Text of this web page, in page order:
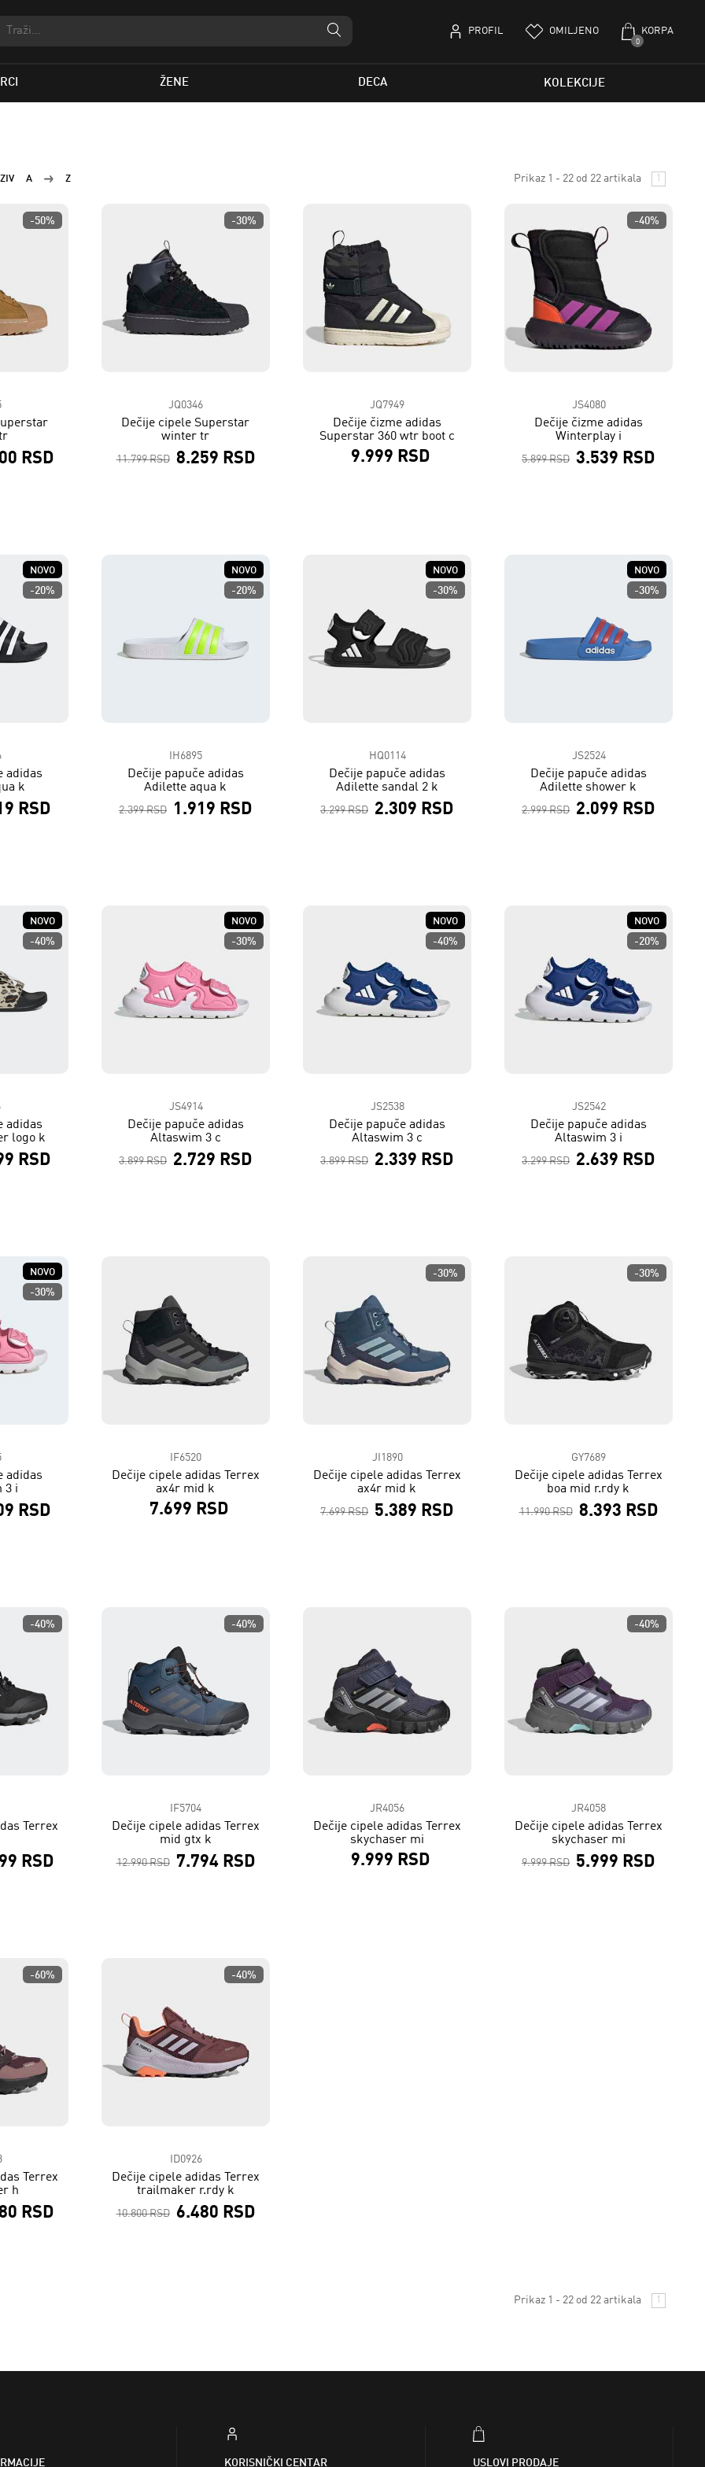
PROFIL OMILJENO KORPA
0
ŽENE DECA KOLEKCIJE
A Z Prikaz 1 - 22 od 22 artikala 1
RSD
-50%
JQ0346
Dečije cipele Superstar
winter tr
11.799 RSD 8.259 RSD
-30%
JQ7949
Dečije čizme adidas
Superstar 360 wtr boot c
9.999 RSD
JS4080
Dečije čizme adidas
Winterplay i
5.899 RSD 3.539 RSD
-40%
adidas
k
RSD
NOVO
-20%
IH6895
Dečije papuče adidas
Adilette aqua k
2.399 RSD 1.919 RSD
NOVO
-20%
HQ0114
Dečije papuče adidas
Adilette sandal 2 k
3.299 RSD 2.309 RSD
NOVO
-30%
JS2524
Dečije papuče adidas
Adilette shower k
2.999 RSD 2.099 RSD
NOVO
-30%
adidas
logo k
RSD
NOVO
-40%
JS4914
Dečije papuče adidas
Altaswim 3 c
3.899 RSD 2.729 RSD
NOVO
-30%
JS2538
Dečije papuče adidas
Altaswim 3 c
3.899 RSD 2.339 RSD
NOVO
-40%
JS2542
Dečije papuče adidas
Altaswim 3 i
3.299 RSD 2.639 RSD
NOVO
-20%
adidas
3 i
RSD
NOVO
-30%
IF6520
Dečije cipele adidas Terrex
ax4r mid k
7.699 RSD
JI1890
Dečije cipele adidas Terrex
ax4r mid k
7.699 RSD 5.389 RSD
-30%
GY7689
Dečije cipele adidas Terrex
boa mid r.rdy k
11.990 RSD 8.393 RSD
-30%
Terrex
RSD
-40%
IF5704
Dečije cipele adidas Terrex
mid gtx k
12.990 RSD 7.794 RSD
-40%
JR4056
Dečije cipele adidas Terrex
skychaser mi
9.999 RSD
JR4058
Dečije cipele adidas Terrex
skychaser mi
9.999 RSD 5.999 RSD
-40%
Terrex
h
RSD
-60%
ID0926
Dečije cipele adidas Terrex
trailmaker r.rdy k
10.800 RSD 6.480 RSD
-40%
Prikaz 1 - 22 od 22 artikala 1
KORISNIČKI CENTAR USLOVI PRODAJE